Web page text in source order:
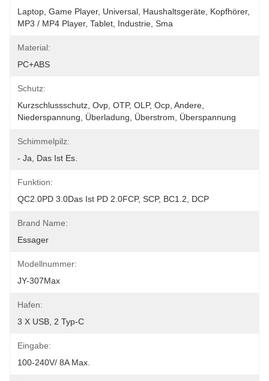
Laptop, Game Player, Universal, Haushaltsgeräte, Kopfhörer,
MP3 / MP4 Player, Tablet, Industrie, Sma
Material:
PC+ABS
Schutz:
Kurzschlussschutz, Ovp, OTP, OLP, Ocp, Andere,
Niederspannung, Überladung, Überstrom, Überspannung
Schimmelpilz:
- Ja, Das Ist Es.
Funktion:
QC2.0PD 3.0Das Ist PD 2.0FCP, SCP, BC1.2, DCP
Brand Name:
Essager
Modellnummer:
JY-307Max
Hafen:
3 X USB, 2 Typ-C
Eingabe:
100-240V/ 8A Max.